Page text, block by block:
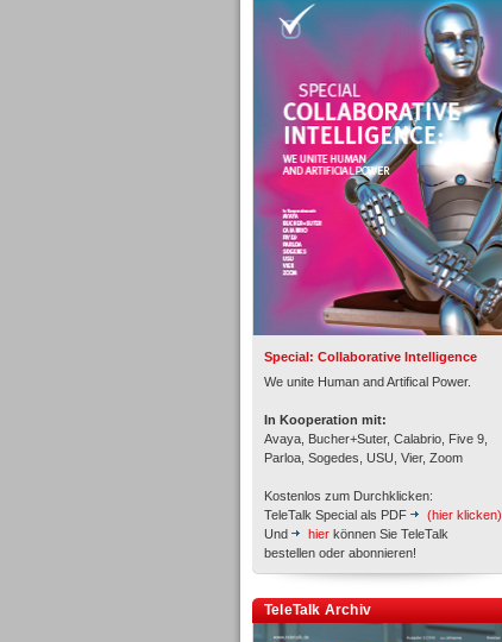
Special: Collaborative Intelligence
We unite Human and Artifical Power.
In Kooperation mit:
Avaya, Bucher+Suter, Calabrio, Five 9,
Parloa, Sogedes, USU, Vier, Zoom
Kostenlos zum Durchklicken:
TeleTalk Special als PDF
(hier klicken)
Und
hier können Sie TeleTalk
bestellen oder abonnieren!
TeleTalk Archiv
Personal
Inbound
Inbound